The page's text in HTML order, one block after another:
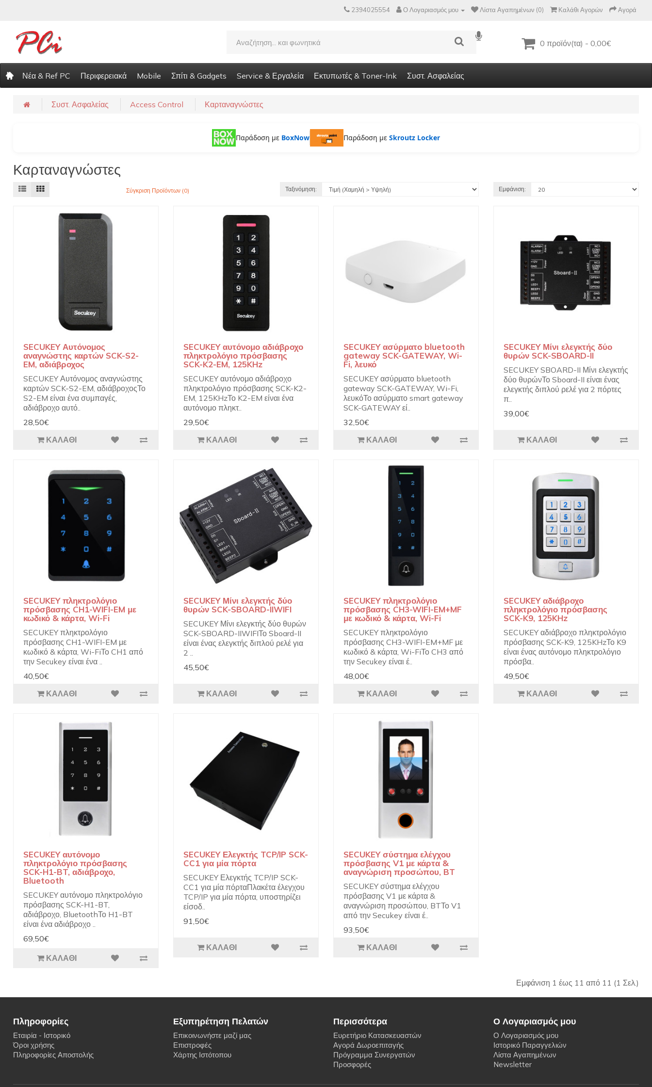
2394025554 Ο Λογαριασμός μου Λίστα Αγαπημένων (0) Καλάθι Αγορών Αγορά
0 προϊόν(τα) - 0,00€
Νέα & Ref PC Περιφερειακά Mobile Σπίτι & Gadgets Service & Εργαλεία Εκτυπωτές & Toner-Ink Συστ. Ασφαλείας
Συστ. Ασφαλείας Access Control Καρταναγνώστες
Παράδοση με BoxNow Παράδοση με Skroutz Locker
Καρταναγνώστες
Σύγκριση Προϊόντων (0) Ταξινόμηση: Εμφάνιση:
SECUKEY Αυτόνομος
αναγνώστης καρτών SCK-S2-
EM, αδιάβροχος
SECUKEY Αυτόνομος αναγνώστης
καρτών SCK-S2-EM, αδιάβροχοςΤο
S2-EM είναι ένα συμπαγές,
αδιάβροχο αυτό..
28,50€
ΚΑΛΆΘΙ
SECUKEY αυτόνομο αδιάβροχο
πληκτρολόγιο πρόσβασης
SCK-K2-EM, 125KHz
SECUKEY αυτόνομο αδιάβροχο
πληκτρολόγιο πρόσβασης SCK-K2-
EM, 125KHzΤο K2-EM είναι ένα
αυτόνομο πληκτ..
29,50€
ΚΑΛΆΘΙ
SECUKEY ασύρματο bluetooth
gateway SCK-GATEWAY, Wi-
Fi, λευκό
SECUKEY ασύρματο bluetooth
gateway SCK-GATEWAY, Wi-Fi,
λευκόΤο ασύρματο smart gateway
SCK-GATEWAY εί..
32,50€
ΚΑΛΆΘΙ
SECUKEY Μίνι ελεγκτής δύο
θυρών SCK-SBOARD-II
SECUKEY SBOARD-II Μίνι ελεγκτής
δύο θυρώνΤο Sboard-II είναι ένας
ελεγκτής διπλού ρελέ για 2 πόρτες
π..
39,00€
ΚΑΛΆΘΙ
SECUKEY πληκτρολόγιο
πρόσβασης CH1-WIFI-EM με
κωδικό & κάρτα, Wi-Fi
SECUKEY πληκτρολόγιο
πρόσβασης CH1-WIFI-EM με
κωδικό & κάρτα, Wi-FiΤο CH1 από
την Secukey είναι ένα ..
40,50€
ΚΑΛΆΘΙ
SECUKEY Μίνι ελεγκτής δύο
θυρών SCK-SBOARD-IIWIFI
SECUKEY Μίνι ελεγκτής δύο θυρών
SCK-SBOARD-IIWIFIΤο Sboard-II
είναι ένας ελεγκτής διπλού ρελέ για
2 ..
45,50€
ΚΑΛΆΘΙ
SECUKEY πληκτρολόγιο
πρόσβασης CH3-WIFI-EM+MF
με κωδικό & κάρτα, Wi-Fi
SECUKEY πληκτρολόγιο
πρόσβασης CH3-WIFI-EM+MF με
κωδικό & κάρτα, Wi-FiΤο CH3 από
την Secukey είναι έ..
48,00€
ΚΑΛΆΘΙ
SECUKEY αδιάβροχο
πληκτρολόγιο πρόσβασης
SCK-K9, 125KHz
SECUKEY αδιάβροχο πληκτρολόγιο
πρόσβασης SCK-K9, 125KHzΤο K9
είναι ένας αυτόνομο πληκτρολόγιο
πρόσβα..
49,50€
ΚΑΛΆΘΙ
SECUKEY αυτόνομο
πληκτρολόγιο πρόσβασης
SCK-H1-BT, αδιάβροχο,
Bluetooth
SECUKEY αυτόνομο πληκτρολόγιο
πρόσβασης SCK-H1-BT,
αδιάβροχο, BluetoothΤο H1-BT
είναι ένα αδιάβροχο ..
69,50€
ΚΑΛΆΘΙ
SECUKEY Ελεγκτής TCP/IP SCK-
CC1 για μία πόρτα
SECUKEY Ελεγκτής TCP/IP SCK-
CC1 για μία πόρταΠλακέτα έλεγχου
TCP/IP για μία πόρτα, υποστηρίζει
είσοδ..
91,50€
ΚΑΛΆΘΙ
SECUKEY σύστημα ελέγχου
πρόσβασης V1 με κάρτα &
αναγνώριση προσώπου, BT
SECUKEY σύστημα ελέγχου
πρόσβασης V1 με κάρτα &
αναγνώριση προσώπου, BTΤο V1
από την Secukey είναι έ..
93,50€
ΚΑΛΆΘΙ
Εμφάνιση 1 έως 11 από 11 (1 Σελ.)
Πληροφορίες
Εταιρία - Ιστορικό
Όροι χρήσης
Πληροφορίες Αποστολής
Εξυπηρέτηση Πελατών
Επικοινωνήστε μαζί μας
Επιστροφές
Χάρτης Ιστότοπου
Περισσότερα
Ευρετήριο Κατασκευαστών
Αγορά Δωροεπιταγής
Πρόγραμμα Συνεργατών
Προσφορές
Ο Λογαριασμός μου
Ο Λογαριασμός μου
Ιστορικό Παραγγελιών
Λίστα Αγαπημένων
Newsletter